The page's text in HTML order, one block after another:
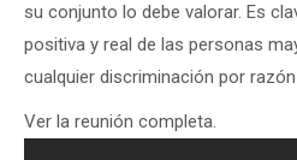
su conjunto lo debe valorar. Es
positiva y real de las personas
cualquier discriminación por razón
Ver la reunión completa.